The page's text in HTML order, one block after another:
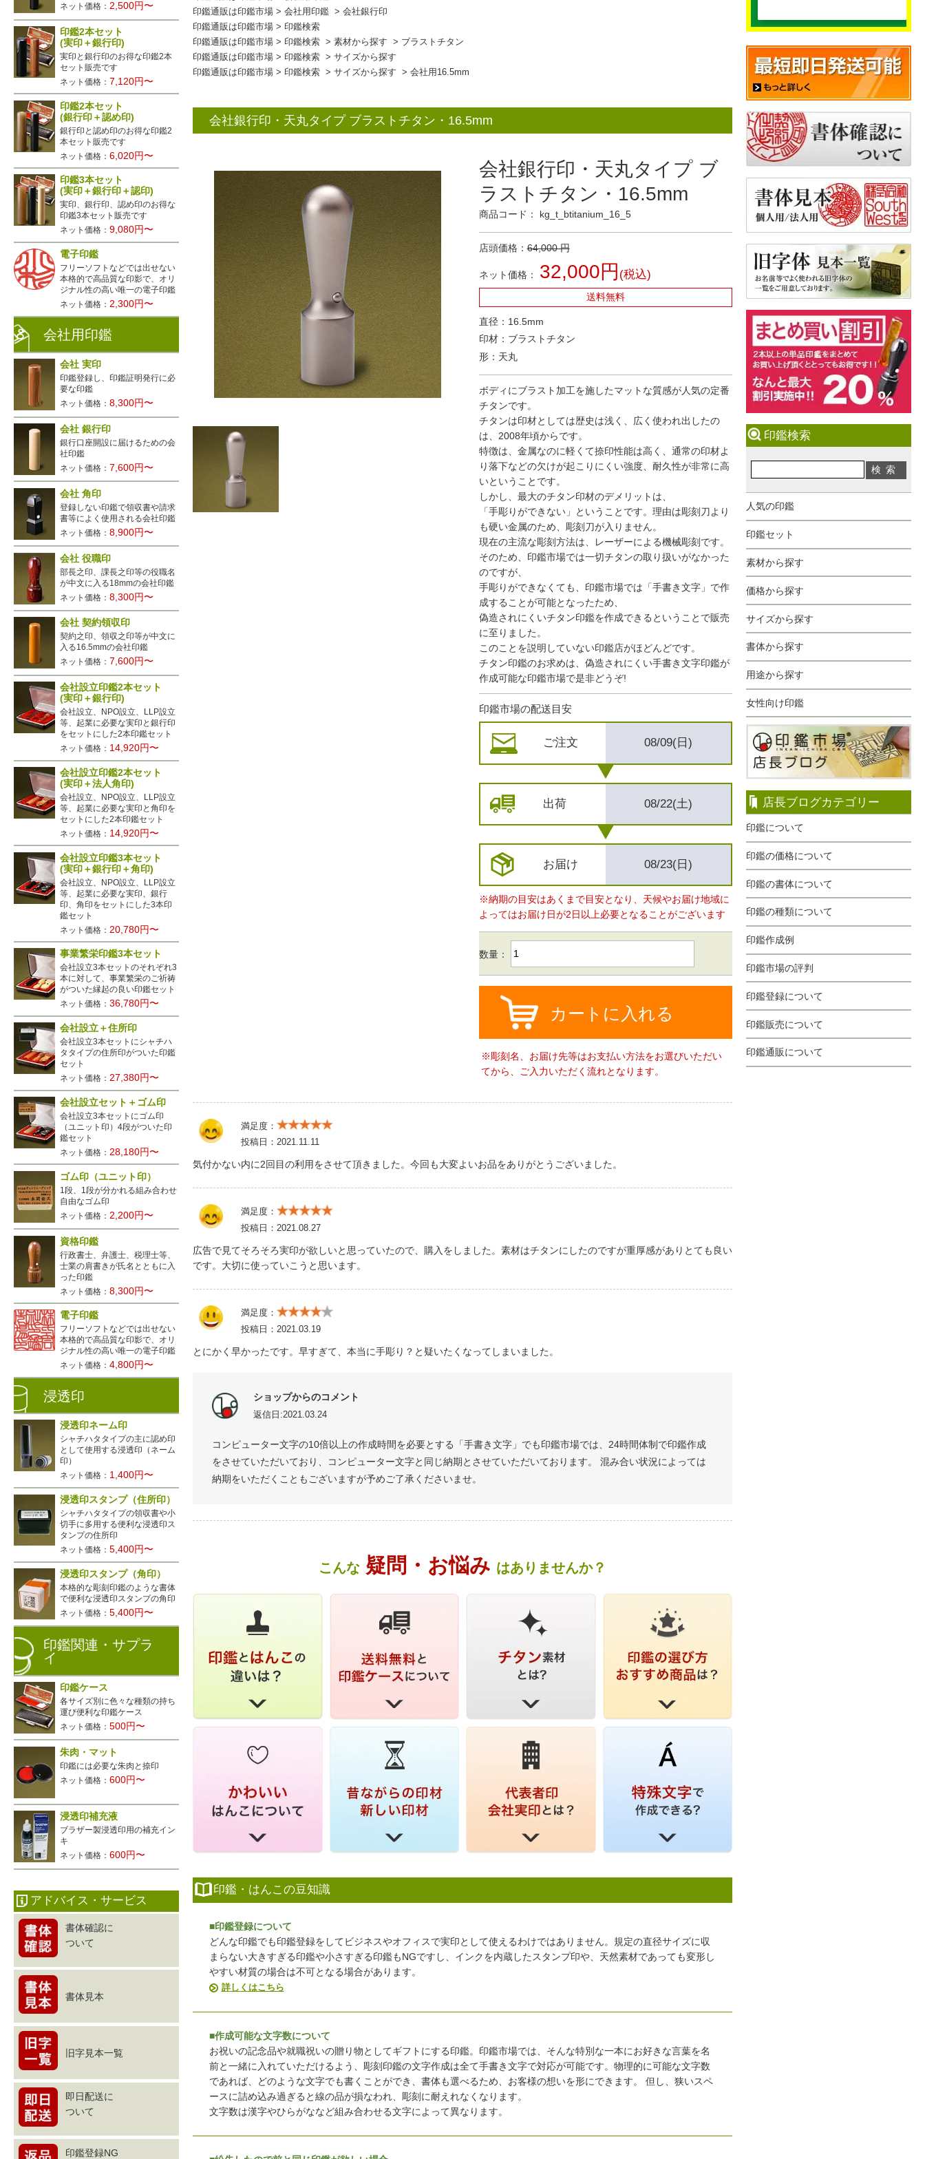
印鑑検索
人気の印鑑
印鑑セット
素材から探す
価格から探す
サイズから探す
書体から探す
用途から探す
女性向け印鑑
店長ブログカテゴリー
印鑑について
印鑑の価格について
印鑑の書体について
印鑑の種類について
印鑑作成例
印鑑市場の評判
印鑑登録について
印鑑販売について
印鑑通販について
印鑑通販は印鑑市場 > 会社用印鑑 > 会社銀行印
印鑑通販は印鑑市場 > 印鑑検索
印鑑通販は印鑑市場 > 印鑑検索 > 素材から探す > ブラストチタン
印鑑通販は印鑑市場 > 印鑑検索 > サイズから探す
印鑑通販は印鑑市場 > 印鑑検索 > サイズから探す > 会社用16.5mm
会社銀行印・天丸タイプ ブラストチタン・16.5mm
会社銀行印・天丸タイプ ブ
ラストチタン・16.5mm
商品コード： kg_t_btitanium_16_5
店頭価格：64,000 円
ネット価格： 32,000円 (税込)
送料無料
直径：16.5mm
印材：ブラストチタン
形：天丸
ボディにブラスト加工を施したマットな質感が人気の定番
チタンです。
チタンは印材としては歴史は浅く、広く使われ出したの
は、2008年頃からです。
特徴は、金属なのに軽くて捺印性能は高く、通常の印材よ
り落下などの欠けが起こりにくい強度、耐久性が非常に高
いということです。
しかし、最大のチタン印材のデメリットは、
「手彫りができない」ということです。理由は彫刻刀より
も硬い金属のため、彫刻刀が入りません。
現在の主流な彫刻方法は、レーザーによる機械彫刻です。
そのため、印鑑市場では一切チタンの取り扱いがなかった
のですが、
手彫りができなくても、印鑑市場では「手書き文字」で作
成することが可能となったため、
偽造されにくいチタン印鑑を作成できるということで販売
に至りました。
このことを説明していない印鑑店がほどんどです。
チタン印鑑のお求めは、偽造されにくい手書き文字印鑑が
作成可能な印鑑市場で是非どうぞ!
印鑑市場の配送目安
ご注文 08/09(日)
出荷 08/22(土)
お届け 08/23(日)
※納期の目安はあくまで目安となり、天候やお届け地域に
よってはお届け日が2日以上必要となることがございます
数量：
カートに入れる
※彫刻名、お届け先等はお支払い方法をお選びいただい
てから、ご入力いただく流れとなります。
満足度：
投稿日： 2021.11.11
気付かない内に2回目の利用をさせて頂きました。今回も大変よいお品をありがとうございました。
満足度：
投稿日： 2021.08.27
広告で見てそろそろ実印が欲しいと思っていたので、購入をしました。素材はチタンにしたのですが重厚感がありとても良い
です。大切に使っていこうと思います。
満足度：
投稿日： 2021.03.19
とにかく早かったです。早すぎて、本当に手彫り？と疑いたくなってしまいました。
ショップからのコメント
返信日:2021.03.24
コンピューター文字の10倍以上の作成時間を必要とする「手書き文字」でも印鑑市場では、24時間体制で印鑑作成
をさせていただいており、コンピューター文字と同じ納期とさせていただいております。 混み合い状況によっては
納期をいただくこともございますが予めご了承くださいませ。
こんな 疑問・お悩み はありませんか？
印鑑・はんこの豆知識
■印鑑登録について
どんな印鑑でも印鑑登録をしてビジネスやオフィスで実印として使えるわけではありません。規定の直径サイズに収
まらない大きすぎる印鑑や小さすぎる印鑑もNGですし、インクを内蔵したスタンプ印や、天然素材であっても変形し
やすい材質の場合は不可となる場合があります。
詳しくはこちら
■作成可能な文字数について
お祝いの記念品や就職祝いの贈り物としてギフトにする印鑑。印鑑市場では、そんな特別な一本にお好きな言葉を名
前と一緒に入れていただけるよう、彫刻印鑑の文字作成は全て手書き文字で対応が可能です。物理的に可能な文字数
であれば、どのような文字でも書くことができ、書体も選べるため、お客様の想いを形にできます。 但し、狭いスペ
ースに詰め込み過ぎると線の品が損なわれ、彫刻に耐えれなくなります。
文字数は漢字やひらがななど組み合わせる文字によって異なります。
ネット価格：2,500円〜
印鑑2本セット
(実印＋銀行印)
実印と銀行印のお得な印鑑2本
セット販売です
ネット価格： 7,120円〜
印鑑2本セット
(銀行印＋認め印)
銀行印と認め印のお得な印鑑2
本セット販売です
ネット価格：6,020円〜
印鑑3本セット
(実印＋銀行印＋認印)
実印、銀行印、認め印のお得な
印鑑3本セット販売です
ネット価格：9,080円〜
電子印鑑
フリーソフトなどでは出せない
本格的で高品質な印影で、オリ
ジナル性の高い唯一の電子印鑑
ネット価格：2,300円〜
会社用印鑑
会社 実印
印鑑登録し、印鑑証明発行に必
要な印鑑
ネット価格：8,300円〜
会社 銀行印
銀行口座開設に届けるための会
社印鑑
ネット価格： 7,600円〜
会社 角印
登録しない印鑑で領収書や請求
書等によく使用される会社印鑑
ネット価格：8,900円〜
会社 役職印
部長之印、課長之印等の役職名
が中文に入る18mmの会社印鑑
ネット価格：8,300円〜
会社 契約領収印
契約之印、領収之印等が中文に
入る16.5mmの会社印鑑
ネット価格： 7,600円〜
会社設立印鑑2本セット
(実印＋銀行印)
会社設立、NPO設立、LLP設立
等、起業に必要な実印と銀行印
をセットにした2本印鑑セット
ネット価格： 14,920円〜
会社設立印鑑2本セット
(実印＋法人角印)
会社設立、NPO設立、LLP設立
等、起業に必要な実印と角印を
セットにした2本印鑑セット
ネット価格： 14,920円〜
会社設立印鑑3本セット
(実印＋銀行印＋角印)
会社設立、NPO設立、LLP設立
等、起業に必要な実印、銀行
印、角印をセットにした3本印
鑑セット
ネット価格： 20,780円〜
事業繁栄印鑑3本セット
会社設立3本セットのそれぞれ3
本に対して、事業繁栄のご祈祷
がついた縁起の良い印鑑セット
ネット価格：36,780円〜
会社設立＋住所印
会社設立3本セットにシャチハ
タタイプの住所印がついた印鑑
セット
ネット価格：27,380円〜
会社設立セット＋ゴム印
会社設立3本セットにゴム印
（ユニット印）4段がついた印
鑑セット
ネット価格：28,180円〜
ゴム印（ユニット印）
1段、1段が分かれる組み合わせ
自由なゴム印
ネット価格：2,200円〜
資格印鑑
行政書士、弁護士、税理士等、
士業の肩書きが氏名とともに入
った印鑑
ネット価格：8,300円〜
電子印鑑
フリーソフトなどでは出せない
本格的で高品質な印影で、オリ
ジナル性の高い唯一の電子印鑑
ネット価格：4,800円〜
浸透印
浸透印ネーム印
シャチハタタイプの主に認め印
として使用する浸透印（ネーム
印）
ネット価格： 1,400円〜
浸透印スタンプ（住所印）
シャチハタタイプの領収書や小
切手に多用する便利な浸透印ス
タンプの住所印
ネット価格：5,400円〜
浸透印スタンプ（角印）
本格的な彫刻印鑑のような書体
で便利な浸透印スタンプの角印
ネット価格：5,400円〜
印鑑関連・サプラ
イ
印鑑ケース
各サイズ別に色々な種類の持ち
運び便利な印鑑ケース
ネット価格：500円〜
朱肉・マット
印鑑には必要な朱肉と捺印
ネット価格：600円〜
浸透印補充液
ブラザー製浸透印用の補充イン
キ
ネット価格：600円〜
アドバイス・サービス
書体確認に
ついて
書体見本
旧字見本一覧
即日配送に
ついて
印鑑登録NG